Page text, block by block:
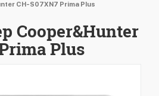
CH-S07XN7 Prima Plus
Cooper&Hunter
Plus